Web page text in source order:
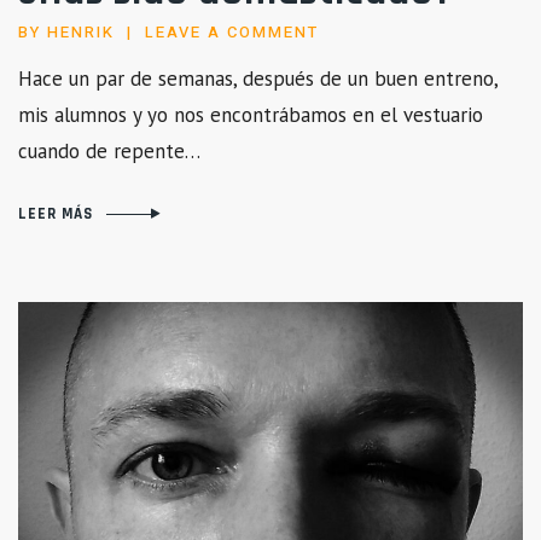
BY HENRIK LEAVE A COMMENT
Hace un par de semanas, después de un buen entreno,
mis alumnos y yo nos encontrábamos en el vestuario
cuando de repente…
LEER MÁS